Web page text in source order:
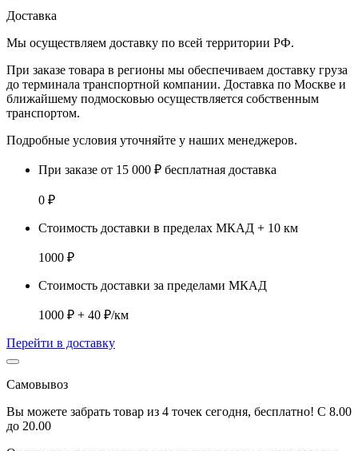
Доставка
Мы осуществляем доставку по всей территории РФ.
При заказе товара в регионы мы обеспечиваем доставку груза
до терминала транспортной компании. Доставка по Москве и
ближайшему подмосковью осуществляется собственным
транспортом.
Подробные условия уточняйте у наших менеджеров.
При заказе от 15 000 ₽ бесплатная доставка
0 ₽
Стоимость доставки в пределах МКАД + 10 км
1000 ₽
Стоимость доставки за пределами МКАД
1000 ₽ + 40 ₽/км
Перейти в доставку
Самовывоз
Вы можете забрать товар из 4 точек сегодня, бесплатно! С 8.00
до 20.00